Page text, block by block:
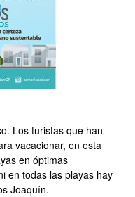
Los turistas que han
vacacionar, en esta
en óptimas
en todas las playas hay
Joaquín.